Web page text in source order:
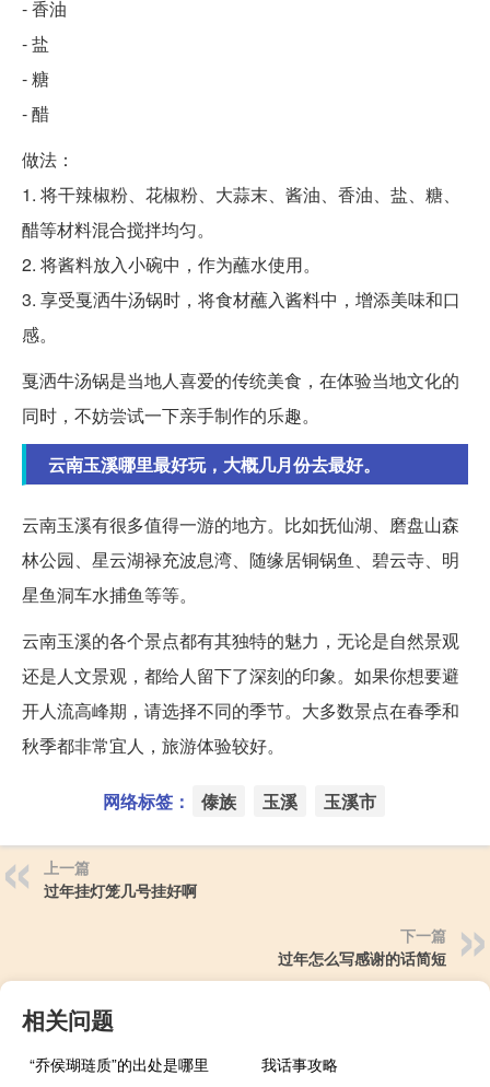
- 香油
- 盐
- 糖
- 醋
做法：
1. 将干辣椒粉、花椒粉、大蒜末、酱油、香油、盐、糖、
醋等材料混合搅拌均匀。
2. 将酱料放入小碗中，作为蘸水使用。
3. 享受戛洒牛汤锅时，将食材蘸入酱料中，增添美味和口
感。
戛洒牛汤锅是当地人喜爱的传统美食，在体验当地文化的
同时，不妨尝试一下亲手制作的乐趣。
云南玉溪哪里最好玩，大概几月份去最好。
云南玉溪有很多值得一游的地方。比如抚仙湖、磨盘山森
林公园、星云湖禄充波息湾、随缘居铜锅鱼、碧云寺、明
星鱼洞车水捕鱼等等。
云南玉溪的各个景点都有其独特的魅力，无论是自然景观
还是人文景观，都给人留下了深刻的印象。如果你想要避
开人流高峰期，请选择不同的季节。大多数景点在春季和
秋季都非常宜人，旅游体验较好。
网络标签： 傣族 玉溪 玉溪市
上一篇
过年挂灯笼几号挂好啊
下一篇
过年怎么写感谢的话简短
相关问题
“乔侯瑚琏质”的出处是哪里
我话事攻略